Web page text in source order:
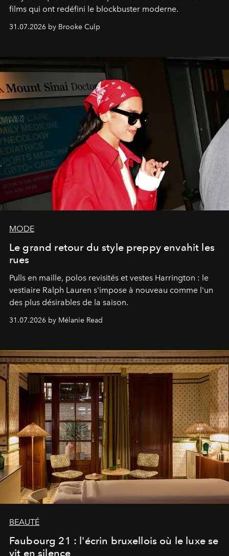
films qui ont redéfini le blockbuster moderne.
31.07.2026 by Brooke Culp
MODE
Le grand retour du style preppy envahit les
rues
Pulls en maille, polos revisités et vestes Harrington : le
vestiaire Ralph Lauren s'impose à nouveau comme l'un
des plus désirables de la saison.
31.07.2026 by Mélanie Read
BEAUTÉ
Faubourg 21 : l'écrin bruxellois où le luxe se
vit en silence